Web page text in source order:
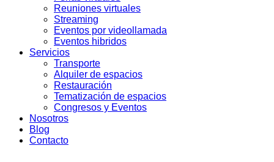
Reuniones virtuales
Streaming
Eventos por videollamada
Eventos hibridos
Servicios
Transporte
Alquiler de espacios
Restauración
Tematización de espacios
Congresos y Eventos
Nosotros
Blog
Contacto